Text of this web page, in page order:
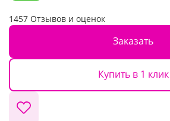
1457 Отзывов и оценок
Заказать
Купить в 1 клик